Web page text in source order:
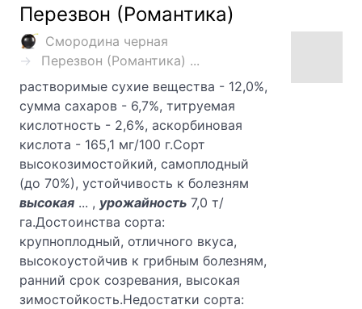
Перезвон (Романтика)
Смородина черная
Перезвон (Романтика) ...
растворимые сухие вещества - 12,0%,
сумма сахаров - 6,7%, титруемая
кислотность - 2,6%, аскорбиновая
кислота - 165,1 мг/100 г.Сорт
высокозимостойкий, самоплодный
(до 70%), устойчивость к болезням
высокая ... , урожайность 7,0 т/
га.Достоинства сорта:
крупноплодный, отличного вкуса,
высокоустойчив к грибным болезням,
ранний срок созревания, высокая
зимостойкость.Недостатки сорта: